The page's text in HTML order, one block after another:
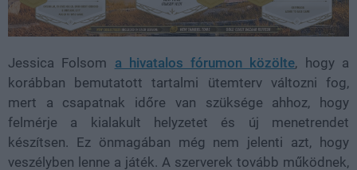
Jessica Folsom a hivatalos fórumon közölte, hogy a
korábban bemutatott tartalmi ütemterv változni fog,
mert a csapatnak időre van szüksége ahhoz, hogy
felmérje a kialakult helyzetet és új menetrendet
készítsen. Ez önmagában még nem jelenti azt, hogy
veszélyben lenne a játék. A szerverek tovább működnek,